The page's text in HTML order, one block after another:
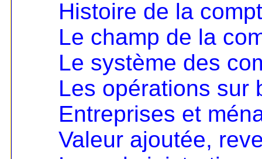
Histoire de la
Le champ de la
Le système des
Les opérations sur
Entreprises et
Valeur ajoutée,